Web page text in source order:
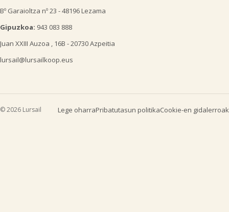
Bº Garaioltza nº 23 - 48196 Lezama
Gipuzkoa: 943 083 888
Juan XXIII Auzoa , 16B - 20730 Azpeitia
lursail@lursailkoop.eus
© 2026 Lursail Lege oharraPribatutasun politikaCookie-en gidalerroak